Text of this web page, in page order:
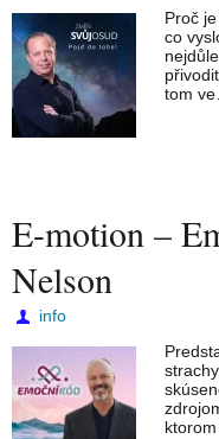
Proč
co
tom
E-motion –
Nelson
info